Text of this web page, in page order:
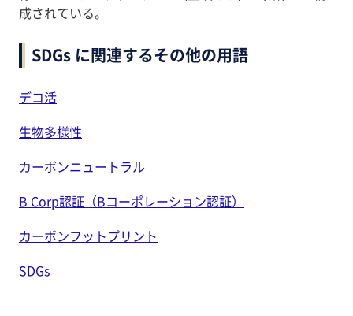
成されている。
SDGs に関連するその他の用語
デコ活
生物多様性
カーボンニュートラル
B Corp認証（Bコーポレーション認証）
カーボンフットプリント
SDGs